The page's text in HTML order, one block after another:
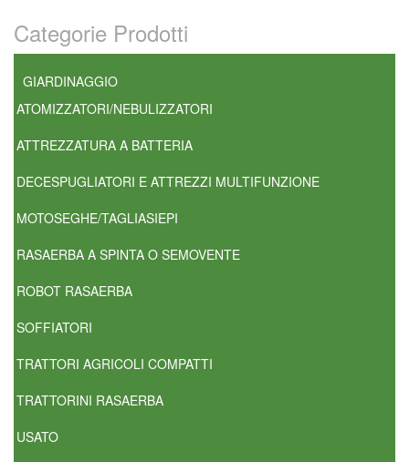
Categorie Prodotti
GIARDINAGGIO
ATOMIZZATORI/NEBULIZZATORI
ATTREZZATURA A BATTERIA
DECESPUGLIATORI E ATTREZZI MULTIFUNZIONE
MOTOSEGHE/TAGLIASIEPI
RASAERBA A SPINTA O SEMOVENTE
ROBOT RASAERBA
SOFFIATORI
TRATTORI AGRICOLI COMPATTI
TRATTORINI RASAERBA
USATO